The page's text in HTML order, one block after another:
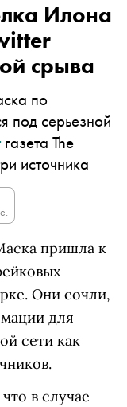
Илона
срыва
по
под серьезной
газета The
источника
пришла к
Они сочли,
для
сети как
в случае